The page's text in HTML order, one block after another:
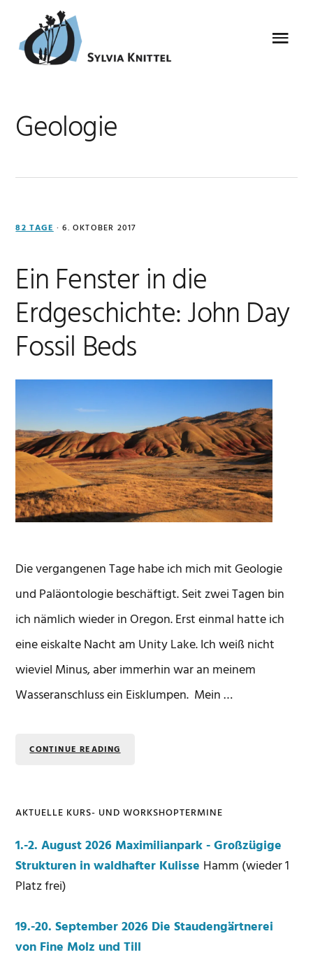
Hauptnavigation
springen
Inhalt
springen
Seitenspalte
springen
Fußzeile
springen
Menu
Geologie
82 TAGE· 6. OKTOBER 2017
Ein Fenster in die
Erdgeschichte: John Day
Fossil Beds
Die vergangenen Tage habe ich mich mit Geologie
und Paläontologie beschäftigt. Seit zwei Tagen bin
ich nämlich wieder in Oregon. Erst einmal hatte ich
eine eiskalte Nacht am Unity Lake. Ich weiß nicht
wieviel Minus, aber immerhin war an meinem
Wasseranschluss ein Eisklumpen. Mein …
CONTINUE READING
Seitenspalte
AKTUELLE KURS- UND WORKSHOPTERMINE
1.-2. August 2026 Maximilianpark - Großzügige
Strukturen in waldhafter Kulisse Hamm (wieder 1
Platz frei)
19.-20. September 2026 Die Staudengärtnerei
von Fine Molz und Till